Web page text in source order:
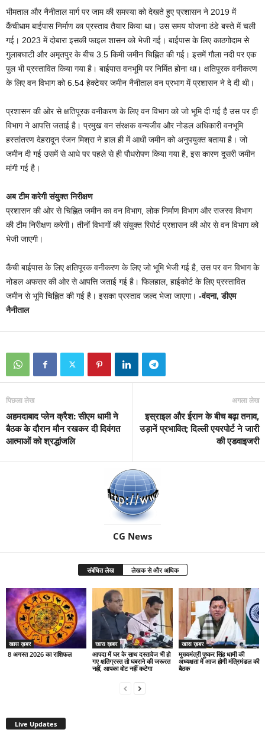
भीमताल और नैनीताल मार्ग पर जाम की समस्या को देखते हुए प्रशासन ने 2019 में
कैंचीधाम बाईपास निर्माण का प्रस्ताव तैयार किया था। उस समय योजना ठंडे बस्ते में चली
गई। 2023 में दोबारा इसकी फाइल शासन को भेजी गई। बाईपास के लिए काठगोदाम से
गुलाबघाटी और अमृतपुर के बीच 3.5 किमी जमीन चिह्नित की गई। इसमें गौला नदी पर एक
पुल भी प्रस्तावित किया गया है। बाईपास वनभूमि पर निर्मित होना था। क्षतिपूरक वनीकरण
के लिए वन विभाग को 6.54 हेक्टेयर जमीन नैनीताल वन प्रभाग में प्रशासन ने दे दी थी।
प्रशासन की ओर से क्षतिपूरक वनीकरण के लिए वन विभाग को जो भूमि दी गई है उस पर ही
विभाग ने आपत्ति जताई है। प्रमुख वन संरक्षक वन्यजीव और नोडल अधिकारी वनभूमि
हस्तांतरण देहरादून रंजन मिश्रा ने हाल ही में आधी जमीन को अनुपयुक्त बताया है। जो
जमीन दी गई उसमें से आधे पर पहले से ही पौधरोपण किया गया है, इस कारण दूसरी जमीन
मांगी गई है।
अब टीम करेगी संयुक्त निरीक्षण
प्रशासन की ओर से चिह्नित जमीन का वन विभाग, लोक निर्माण विभाग और राजस्व विभाग
की टीम निरीक्षण करेगी। तीनों विभागों की संयुक्त रिपोर्ट प्रशासन की ओर से वन विभाग को
भेजी जाएगी।
कैंची बाईपास के लिए क्षतिपूरक वनीकरण के लिए जो भूमि भेजी गई है, उस पर वन विभाग के
नोडल अफसर की ओर से आपत्ति जताई गई है। फिलहाल, हाईकोर्ट के लिए प्रस्तावित
जमीन से भूमि चिह्नित की गई है। इसका प्रस्ताव जल्द भेजा जाएगा। -वंदना, डीएम
नैनीताल
पिछला लेख
अहमदाबाद प्लेन क्रैश: सीएम धामी ने
बैठक के दौरान मौन रखकर दी दिवंगत
आत्माओं को श्रद्धांजलि
अगला लेख
इस्राइल और ईरान के बीच बढ़ा तनाव,
उड़ानें प्रभावित; दिल्ली एयरपोर्ट ने जारी
की एडवाइजरी
CG News
संबंधित लेख लेखक से और अधिक
खास ख़बर
8 अगस्त 2026 का राशिफल
खास ख़बर
आपदा में घर के साथ दस्तावेज भी हो
गए क्षतिग्रस्त तो घबराने की जरूरत
नहीं, आपका वोट नहीं कटेगा
खास ख़बर
मुख्यमंत्री पुष्कर सिंह धामी की
अध्यक्षता में आज होगी मंत्रिमंडल की
बैठक
Live Updates